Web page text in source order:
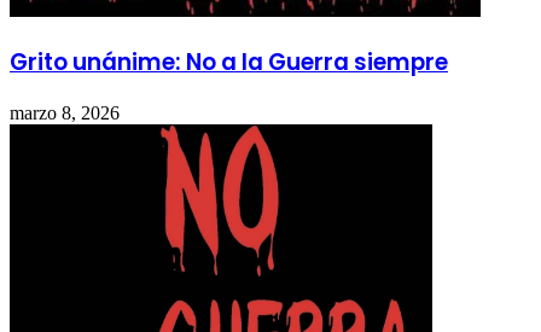
Grito unánime: No a la Guerra siempre
marzo 8, 2026